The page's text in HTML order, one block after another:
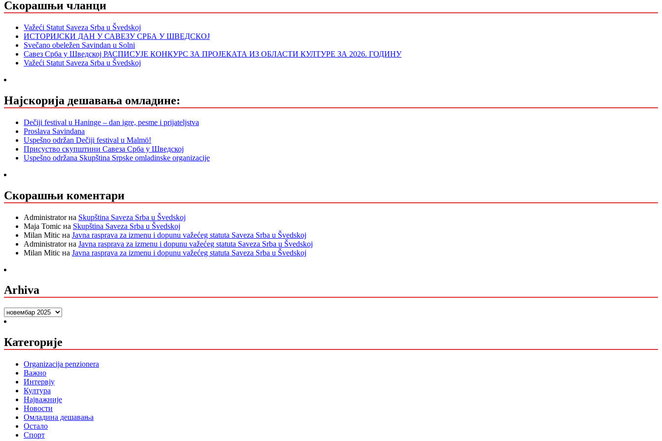
Скорашњи чланци
Važeći Statut Saveza Srba u Švedskoj
ИСТОРИЈСКИ ДАН У САВЕЗУ СРБА У ШВЕДСКОЈ
Svečano obeležen Savindan u Solni
Савез Срба у Шведској РАСПИСУЈЕ КОНКУРС ЗА ПРОЈЕКАТА ИЗ ОБЛАСТИ КУЛТУРЕ ЗА 2026. ГОДИНУ
Važeći Statut Saveza Srba u Švedskoj
Најскорија дешавања омладине:
Dečiji festival u Haninge – dan igre, pesme i prijateljstva
Proslava Savindana
Uspešno održan Dečiji festival u Malmö!
Присуство скупштини Савеза Срба у Шведској
Uspešno održana Skupština Srpske omladinske organizacije
Скорашњи коментари
Administratorна Skupština Saveza Srba u Švedskoj
Maja Tomic на Skupština Saveza Srba u Švedskoj
Milan Mitic на Javna rasprava za izmenu i dopunu važećeg statuta Saveza Srba u Švedskoj
Administratorна Javna rasprava za izmenu i dopunu važećeg statuta Saveza Srba u Švedskoj
Milan Mitic на Javna rasprava za izmenu i dopunu važećeg statuta Saveza Srba u Švedskoj
Arhiva
Arhiva
Категорије
Organizacija penzionera
Важно
Интервју
Култура
Најважније
Новости
Омладина дешавања
Остало
Спорт